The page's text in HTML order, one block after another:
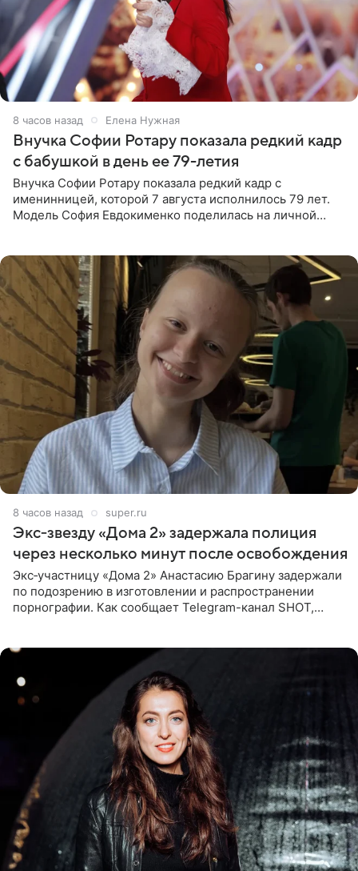
8 часов назад Елена Нужная
Внучка Софии Ротару показала редкий кадр
с бабушкой в день ее 79-летия
Внучка Софии Ротару показала редкий кадр с
именинницей, которой 7 августа исполнилось 79 лет.
Модель София Евдокименко поделилась на личной
8 часов назад super.ru
Экс‑звезду «Дома 2» задержала полиция
через несколько минут после освобождения
Экс‑участницу «Дома 2» Анастасию Брагину задержали
по подозрению в изготовлении и распространении
порнографии. Как сообщает Telegram-канал SHOT,